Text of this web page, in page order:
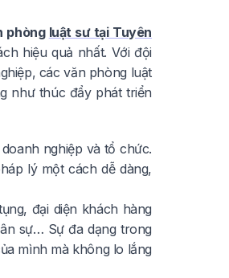
phòng luật sư tại Tuyên
hiệu quả nhất. Với đội
các văn phòng luật
như thúc đẩy phát triển
nghiệp và tổ chức.
lý một cách dễ dàng,
đại diện khách hàng
sự… Sự đa dạng trong
mình mà không lo lắng